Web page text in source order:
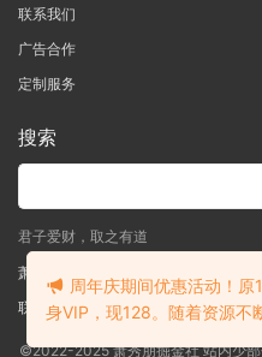
联系我们
广告合作
定制服务
搜索
君子爱财，取之有道
萧秀朋掘金社
联系客服(说明需求，勿问在否)
©2022-2025 萧秀朋掘金社 站内少
周年庆期间优惠活动！
身VIP，现128。随着资源不